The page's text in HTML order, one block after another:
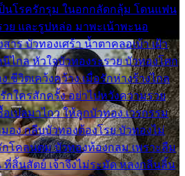
ป็นโรครักรุม ในอกกลัดกลุ้ม โดนแฟน
ย และรูปหล่อ มาพะเน้าพะนอ
สาร บัวทองเศร้า น้ำตาคลอเบ้า เฝ้า
ไกล หัวใจบัวทองระรวย บัวทองโศก
ชีวิตเคว้งคว้าง เมื่อรักห่างร้างไกล
กใครสักครั้ง อย่าไปหวังความรวย
เปลมาไกว ให้ลูกบัวทอง เวรกรรม
อง กลีบบัวทองต้องโรย บัวทองไม่
กโคลนตม บัวทองท้องกลม เพราะลืม
สิ้นสัตย์ เจ้าจึงไม่ระมัด หลงกลิ่นลิ้น